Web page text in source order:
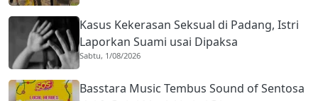
Kasus Kekerasan Seksual di Padang, Istri
Laporkan Suami usai Dipaksa
Berhubungan dengan Pria Asing
Sabtu, 1/08/2026
Basstara Music Tembus Sound of Sentosa